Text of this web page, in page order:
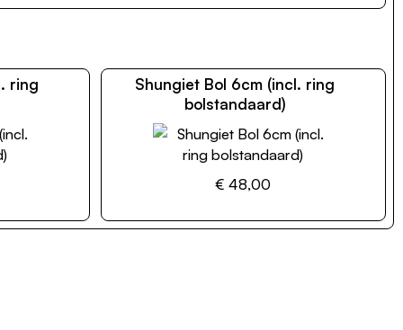
ring
Shungiet Bol 6cm (incl. ring
bolstandaard)
€ 48,00